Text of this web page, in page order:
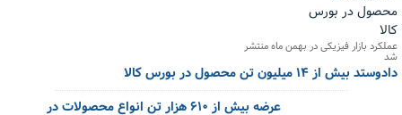
عملکرد بازار فیزیکی در بهمن ماه منتشر
شد
دادوستد بیش از ۱۴ میلیون تن محصول در بورس کالا
عرضه بیش از ۶۱۰ هزار تن انواع محصولات در